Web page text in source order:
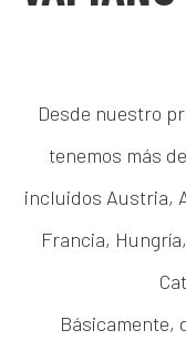
Desde nuestro
tenemos más
incluidos Austria,
Francia,
Básicamente,